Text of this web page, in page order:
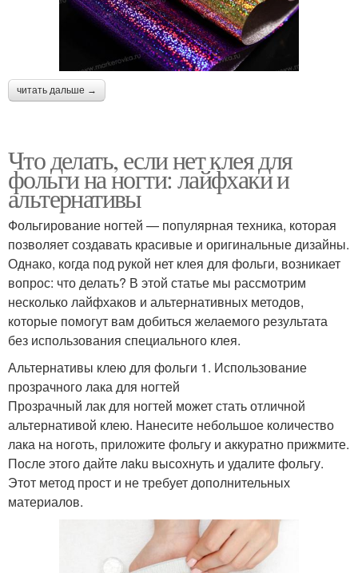
читать дальше →
Что делать, если нет клея для
фольги на ногти: лайфхаки и
альтернативы
Фольгирование ногтей — популярная техника, которая
позволяет создавать красивые и оригинальные дизайны.
Однако, когда под рукой нет клея для фольги, возникает
вопрос: что делать? В этой статье мы рассмотрим
несколько лайфхаков и альтернативных методов,
которые помогут вам добиться желаемого результата
без использования специального клея.
Альтернативы клею для фольги 1. Использование
прозрачного лака для ногтей
Прозрачный лак для ногтей может стать отличной
альтернативой клею. Нанесите небольшое количество
лака на ноготь, приложите фольгу и аккуратно прижмите.
После этого дайте лaku высохнуть и удалите фольгу.
Этот метод прост и не требует дополнительных
материалов.